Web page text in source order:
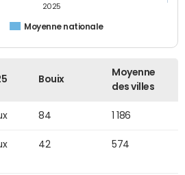
Moyenne nationale
2025
Bouix
Moyenne
des villes
84 1 186
42 574